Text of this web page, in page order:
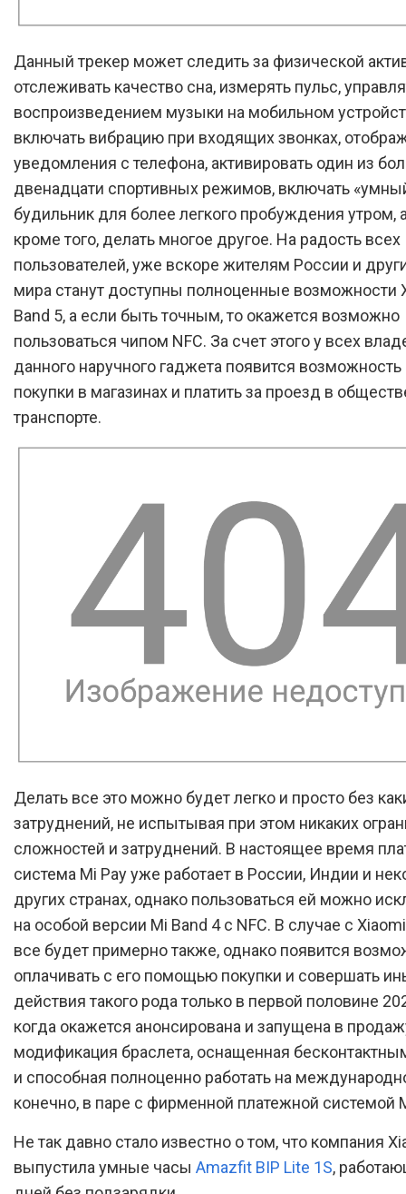
Данный трекер может следить за физической
отслеживать качество сна, измерять пульс,
воспроизведением музыки на мобильном
включать вибрацию при входящих звонках,
уведомления с телефона, активировать один из
двенадцати спортивных режимов, включать
будильник для более легкого пробуждения утром,
кроме того, делать многое другое. На радость всех
пользователей, уже вскоре жителям России и
мира станут доступны полноценные возможности
Band 5, а если быть точным, то окажется возможно
пользоваться чипом NFC. За счет этого у всех
данного наручного гаджета появится возможность
покупки в магазинах и платить за проезд в
транспорте.
Делать все это можно будет легко и просто без
затруднений, не испытывая при этом никаких
сложностей и затруднений. В настоящее время
система Mi Pay уже работает в России, Индии и
других странах, однако пользоваться ей можно
на особой версии Mi Band 4 с NFC. В случае с
все будет примерно также, однако появится
оплачивать с его помощью покупки и совершать
действия такого рода только в первой половине
когда окажется анонсирована и запущена в
модификация браслета, оснащенная
и способная полноценно работать на
конечно, в паре с фирменной платежной системой
Не так давно стало известно о том, что компания
выпустила умные часы Amazfit BIP Lite 1S,